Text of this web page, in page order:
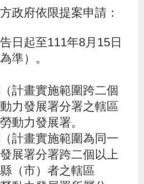
政府依限提案申請：
日起至111年8月15日
準）。
計畫實施範圍跨二個
力發展署分署之轄區
動力發展署。
計畫實施範圍為同一
展署分署跨二個以上
（市）者之轄區